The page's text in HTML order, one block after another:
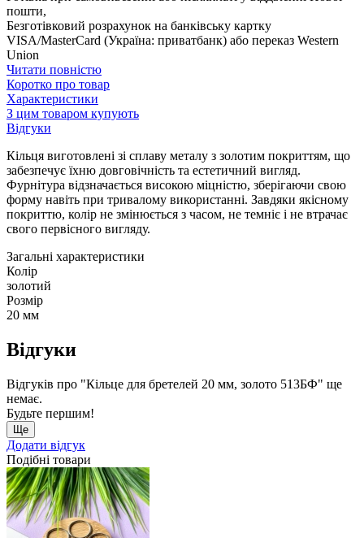
пошти,
Безготівковий розрахунок на банківську картку
VISA/MasterCard (Україна: приватбанк) або переказ Western
Union
Читати повністю
Коротко про товар
Характеристики
З цим товаром купують
Відгуки
Кільця виготовлені зі сплаву металу з золотим покриттям, що
забезпечує їхню довговічність та естетичний вигляд.
Фурнітура відзначається високою міцністю, зберігаючи свою
форму навіть при тривалому використанні. Завдяки якісному
покриттю, колір не змінюється з часом, не темніє і не втрачає
свого первісного вигляду.
Загальні характеристики
Колір
золотий
Розмір
20 мм
Відгуки
Відгуків про "Кільце для бретелей 20 мм, золото 513БФ" ще
немає.
Будьте першим!
Ще
Додати відгук
Подібні товари